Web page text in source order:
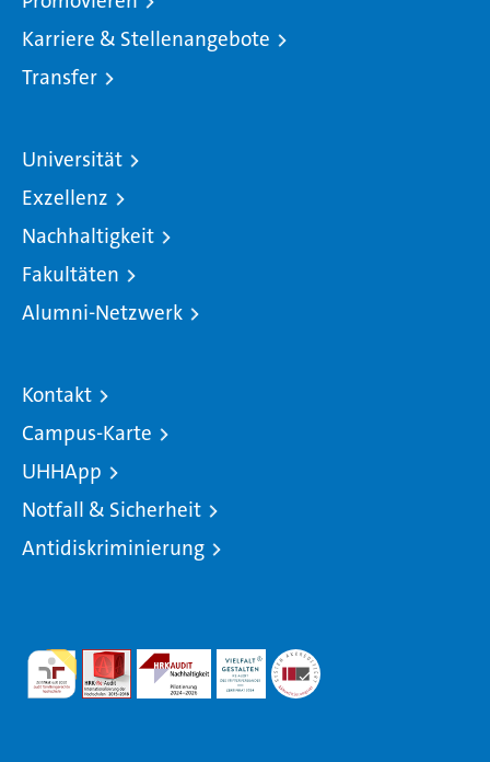
Karriere & Stellenangebote
Transfer
Universität
Exzellenz
Nachhaltigkeit
Fakultäten
Alumni-Netzwerk
Kontakt
Campus-Karte
UHHApp
Notfall & Sicherheit
Antidiskriminierung